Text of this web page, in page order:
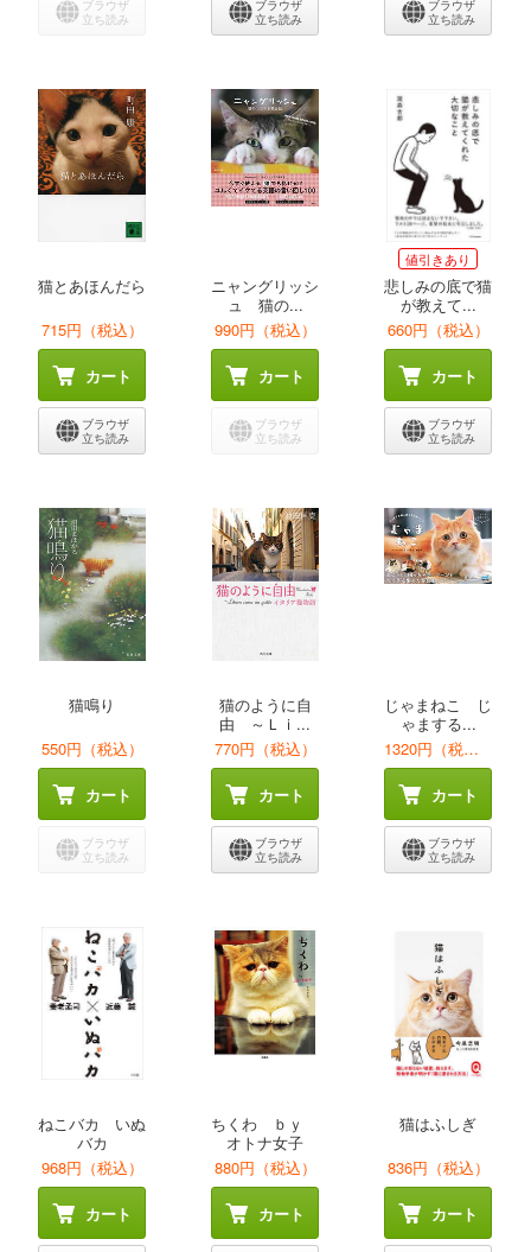
ブラウザ
立ち読み
ブラウザ
立ち読み
ブラウザ
立ち読み
猫とあほんだら
715円（税込）
カート
ブラウザ
立ち読み
ニャングリッシ
ュ 猫の...
990円（税込）
カート
ブラウザ
立ち読み
値引きあり
悲しみの底で猫
が教えて...
660円（税込）
カート
ブラウザ
立ち読み
猫鳴り
550円（税込）
カート
ブラウザ
立ち読み
猫のように自
由 ～Ｌｉ...
770円（税込）
カート
ブラウザ
立ち読み
じゃまねこ じ
ゃまする...
1320円（税込）
カート
ブラウザ
立ち読み
ねこバカ いぬ
バカ
968円（税込）
カート
ちくわ ｂｙ
オトナ女子
880円（税込）
カート
猫はふしぎ
836円（税込）
カート